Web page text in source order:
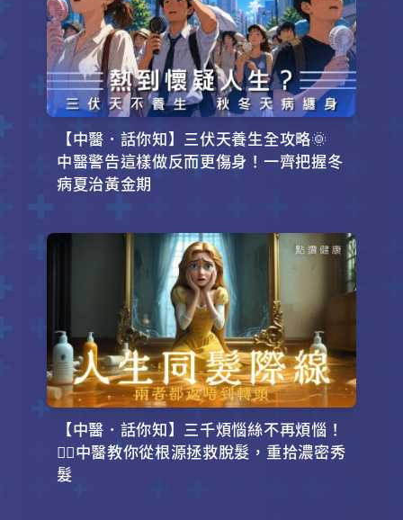
【中醫．話你知】三伏天養生全攻略🌞
中醫警告這樣做反而更傷身！一齊把握冬
病夏治黃金期
【中醫．話你知】三千煩惱絲不再煩惱！
💇‍♂️中醫教你從根源拯救脫髮，重拾濃密秀
髮